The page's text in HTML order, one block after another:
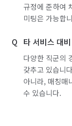
규정에 준하여
미팅은 가능합
타 서비스 대
다양한 직군의
갖추고 있습니
아니라, 매칭매
수 있습니다.